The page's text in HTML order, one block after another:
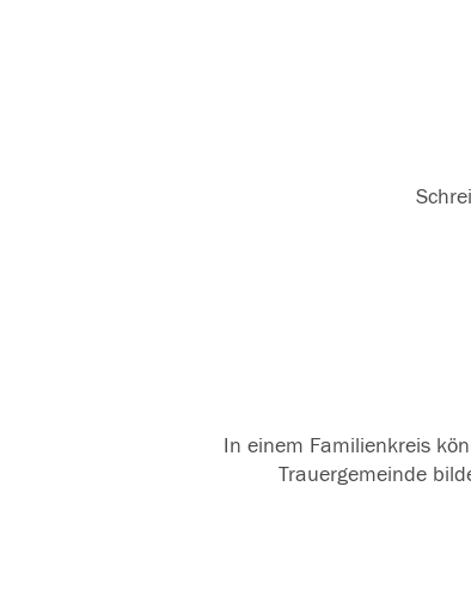
In einem Familienkreis
Trauergemeinde